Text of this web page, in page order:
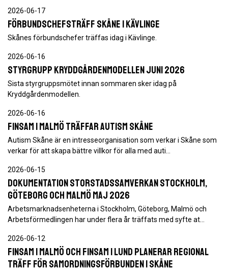
2026-06-17
Förbundschefsträff Skåne i Kävlinge
Skånes förbundschefer träffas idag i Kävlinge.
2026-06-16
Styrgrupp Kryddgårdenmodellen juni 2026
Sista styrgruppsmötet innan sommaren sker idag på
Kryddgårdenmodellen.
2026-06-16
FINSAM i Malmö träffar autism Skåne
Autism Skåne är en intresseorganisation som verkar i Skåne som
verkar för att skapa bättre villkor för alla med auti…
2026-06-15
Dokumentation Storstadssamverkan Stockholm,
Göteborg och Malmö maj 2026
Arbetsmarknadsenheterna i Stockholm, Göteborg, Malmö och
Arbetsförmedlingen har under flera år träffats med syfte at…
2026-06-12
FINSAM i Malmö och FINSAM i Lund planerar regional
träff för samordningsförbunden i Skåne